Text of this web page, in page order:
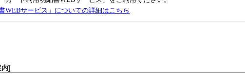
WEBサービス」についての詳細はこちら
内]